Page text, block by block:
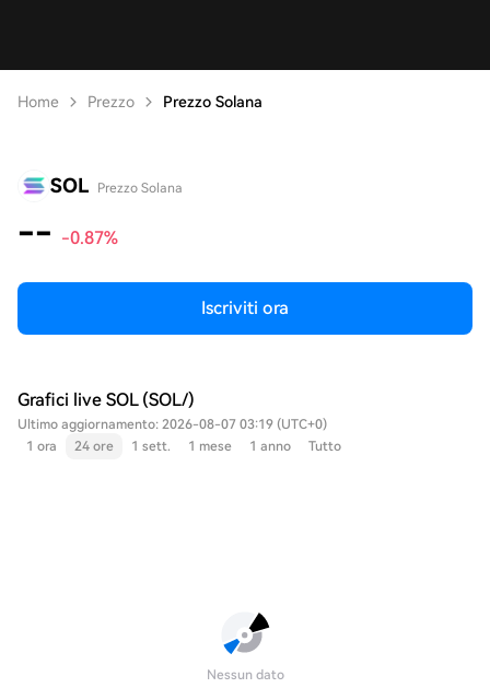
Home Prezzo Prezzo Solana
SOL Prezzo Solana
-- -0.87%
Iscriviti ora
Grafici live SOL (SOL/)
Ultimo aggiornamento: 2026-08-07 03:19 (UTC+0)
1 ora
24 ore 1 sett. 1 mese 1 anno Tutto
Nessun dato